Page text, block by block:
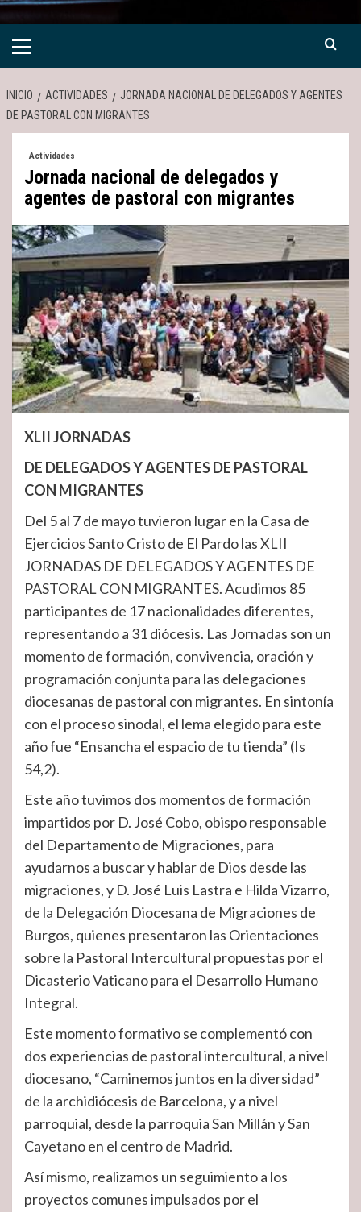
Menú
INICIO ACTIVIDADES
JORNADA NACIONAL DE DELEGADOS Y AGENTES
DE PASTORAL CON MIGRANTES
Actividades
Jornada nacional de delegados y
agentes de pastoral con migrantes
XLII JORNADAS
DE DELEGADOS Y AGENTES DE PASTORAL
CON MIGRANTES
Del 5 al 7 de mayo tuvieron lugar en la Casa de
Ejercicios Santo Cristo de El Pardo las XLII
JORNADAS DE DELEGADOS Y AGENTES DE
PASTORAL CON MIGRANTES. Acudimos 85
participantes de 17 nacionalidades diferentes,
representando a 31 diócesis. Las Jornadas son un
momento de formación, convivencia, oración y
programación conjunta para las delegaciones
diocesanas de pastoral con migrantes. En sintonía
con el proceso sinodal, el lema elegido para este
año fue “Ensancha el espacio de tu tienda” (Is
54,2).
Este año tuvimos dos momentos de formación
impartidos por D. José Cobo, obispo responsable
del Departamento de Migraciones, para
ayudarnos a buscar y hablar de Dios desde las
migraciones, y D. José Luis Lastra e Hilda Vizarro,
de la Delegación Diocesana de Migraciones de
Burgos, quienes presentaron las Orientaciones
sobre la Pastoral Intercultural propuestas por el
Dicasterio Vaticano para el Desarrollo Humano
Integral.
Este momento formativo se complementó con
dos experiencias de pastoral intercultural, a nivel
diocesano, “Caminemos juntos en la diversidad”
de la archidiócesis de Barcelona, y a nivel
parroquial, desde la parroquia San Millán y San
Cayetano en el centro de Madrid.
Así mismo, realizamos un seguimiento a los
proyectos comunes impulsados por el